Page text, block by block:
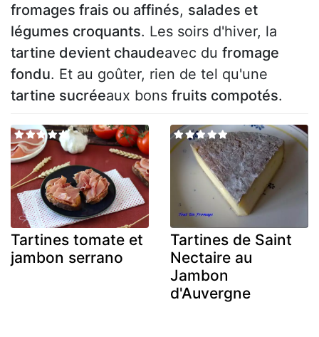
fromages frais ou affinés, salades et
légumes croquants. Les soirs d'hiver, la
tartine devient chaudeavec du fromage
fondu. Et au goûter, rien de tel qu'une
tartine sucréeaux bons fruits compotés.
Tartines tomate et
jambon serrano
Tartines de Saint
Nectaire au
Jambon
d'Auvergne